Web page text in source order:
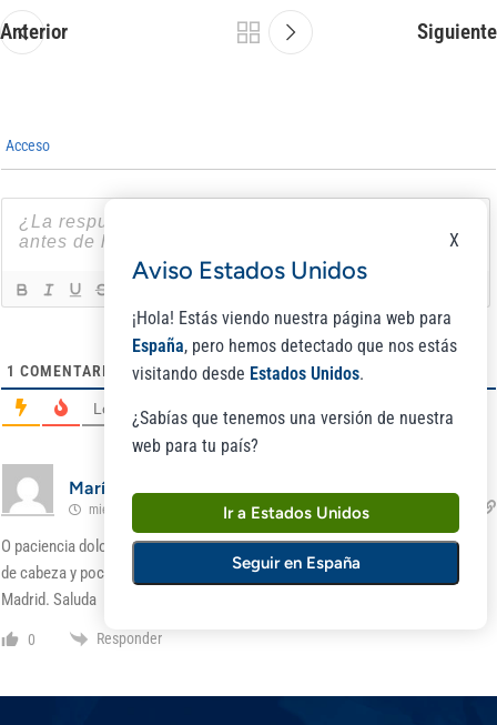
Anterior Siguiente
Acceso
1 COMENTARIO
Lo más nuevo
María Guadalupe gomez
miércoles, 6 de noviembre de 2024 07:49
O paciencia dolor de cabeza migraña por menopausia. Paciencia llora dolor
de cabeza y poco mareo por menopusia. Soy sorda profunda. Vive en
Madrid. Saluda
0 Responder
X
Aviso Estados Unidos
¡Hola! Estás viendo nuestra página web para
España, pero hemos detectado que nos estás
visitando desde Estados Unidos.
¿Sabías que tenemos una versión de nuestra
web para tu país?
Ir a Estados Unidos
Seguir en España